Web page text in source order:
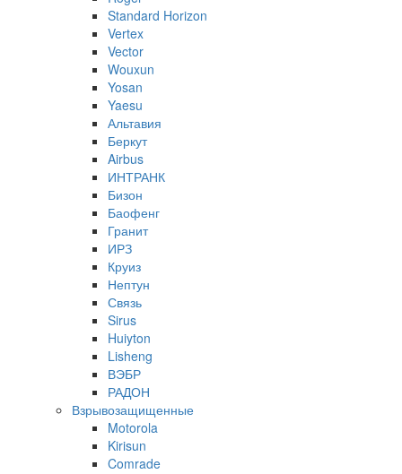
Standard Horizon
Vertex
Vector
Wouxun
Yosan
Yaesu
Альтавия
Беркут
Airbus
ИНТРАНК
Бизон
Баофенг
Гранит
ИРЗ
Круиз
Нептун
Связь
Sirus
Huiyton
Lisheng
ВЭБР
РАДОН
Взрывозащищенные
Motorola
Kirisun
Comrade